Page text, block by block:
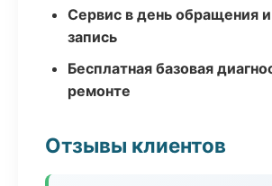
Сервис в день обращения
запись
Бесплатная базовая
ремонте
Отзывы клиентов